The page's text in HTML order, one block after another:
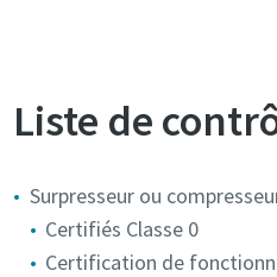
Liste de
Surpresseur ou
Certifiés Classe 0
Certification de